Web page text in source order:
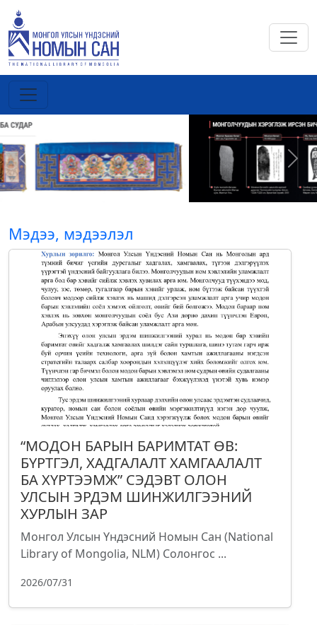
Previous Next
Мэдээ, мэдээлэл
“МОДОН БАРЫН БАРИМТАТ ӨВ:
БҮРТГЭЛ, ХАДГАЛАЛТ ХАМГААЛАЛТ
БА ХҮРТЭЭМЖ” СЭДЭВТ ОЛОН
УЛСЫН ЭРДЭМ ШИНЖИЛГЭЭНИЙ
ХУРЛЫН ЗАР
Монгол Улсын Үндэсний Номын Сан (National
Library of Mongolia, NLM) Солонгос ...
2026/07/31